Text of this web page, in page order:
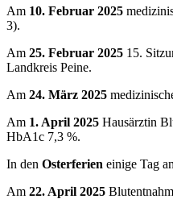
Am 10. Februar 2025
3).
Am 25. Februar 2025 15.
Landkreis Peine.
Am 24. März 2025
Am 1. April 2025 Hausärztin
HbA1c 7,3 %.
In den Osterferien einige Tag
Am 22. April 2025